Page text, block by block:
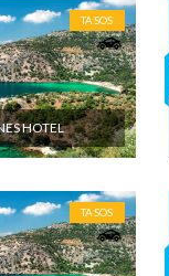
TASOS
HOTEL
TASOS